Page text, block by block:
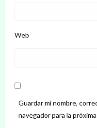
Web
Guardar mi nombre,
navegador para la